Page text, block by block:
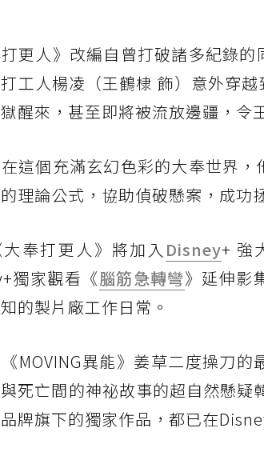
打更人》改編自曾打破諸多紀錄
工人楊凌（王鶴棣 飾）意外穿
醒來，甚至即將被流放邊疆，令
這個充滿玄幻色彩的大奉世界
理論公式，協助偵破懸案，成功
奉打更人》將加入 Disney+ 強
獨家觀看《腦筋急轉彎》延伸影
的製片廠工作日常。
MOVING異能》姜草二度操刀
死亡間的神祕故事的超自然懸
牌旗下的獨家作品，都已在